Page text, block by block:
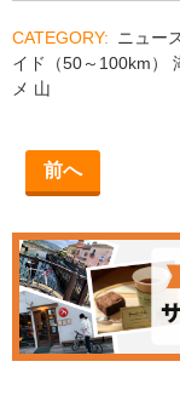
ニュー
イド（50～100km）
メ 山
前へ